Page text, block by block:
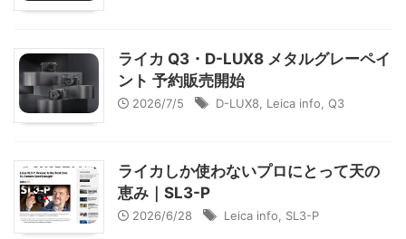
ライカ Q3・D-LUX8 メタルグレーペイ
ント 予約販売開始
2026/7/5 D-LUX8, Leica info, Q3
ライカしか使わないプロにとって天の
恵み｜SL3-P
2026/6/28 Leica info, SL3-P